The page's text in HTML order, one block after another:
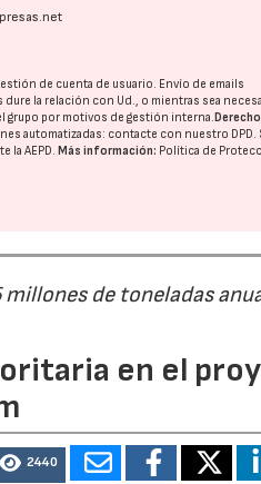
de cuenta de usuario. Envío de emails
dure la relación con Ud., o mientras sea
grupo por motivos de gestión interna.
automatizadas: contacte con nuestro DPD.
laAEPD. Más información: Política de
de toneladas
en el
2440